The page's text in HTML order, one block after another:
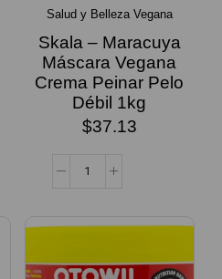
Salud y Belleza Vegana
Skala – Maracuya
Máscara Vegana
Crema Peinar Pelo
Débil 1kg
$37.13